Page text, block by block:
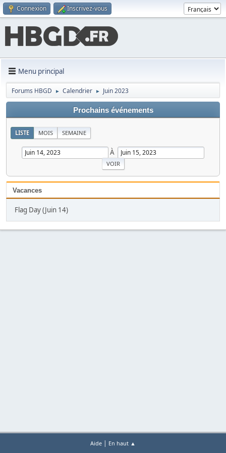
Connexion Inscrivez-vous
Menu principal
Forums HBGD ► Calendrier ► Juin 2023
Prochains événements
LISTE MOIS SEMAINE
À
Vacances
Flag Day (Juin 14)
Aide | En haut ▲